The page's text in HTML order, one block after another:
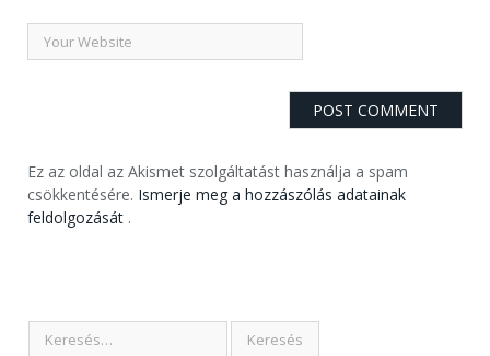
Ez az oldal az Akismet szolgáltatást használja a spam
csökkentésére. Ismerje meg a hozzászólás adatainak
feldolgozását .